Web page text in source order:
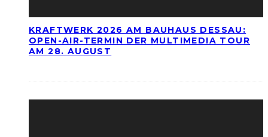
KRAFTWERK 2026 AM BAUHAUS DESSAU:
OPEN-AIR-TERMIN DER MULTIMEDIA TOUR
AM 28. AUGUST